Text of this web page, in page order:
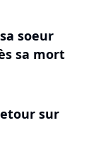
soeur
sa mort
sur